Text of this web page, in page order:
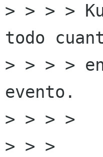
> > > >
todo
> > > >
evento.
> > > >
> > >